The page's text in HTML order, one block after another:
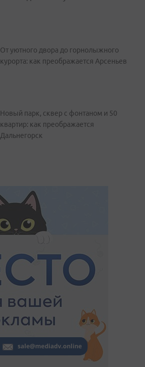
От уютного двора до горнолыжного
курорта: как преображается Арсеньев
Новый парк, сквер с фонтаном и 50
квартир: как преображается
Дальнегорск